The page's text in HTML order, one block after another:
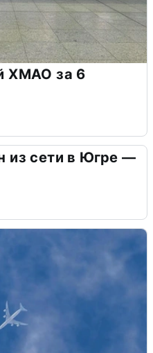
ХМАО за 6
из сети в Югре —